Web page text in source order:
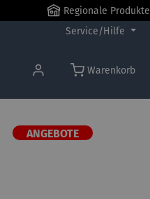
Regionale Produkte
Service/Hilfe
Warenkorb
ANGEBOTE